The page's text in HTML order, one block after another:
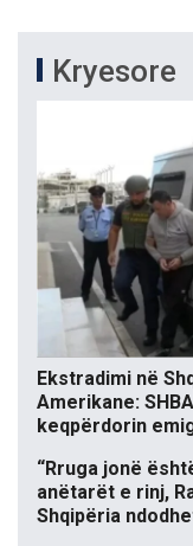
Kryesore
Ekstradimi në
Amerikane:
keqpërdorin
“Rruga jonë
anëtarët e rinj,
Shqipëria